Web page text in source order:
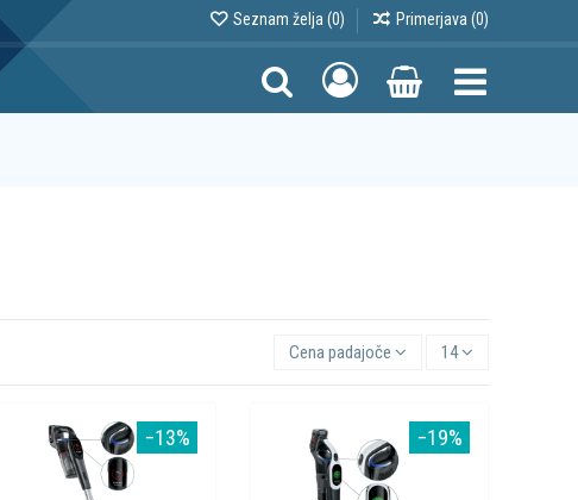
Seznam želja (0) Primerjava (0)
Cena padajoče 14
−13% −19%